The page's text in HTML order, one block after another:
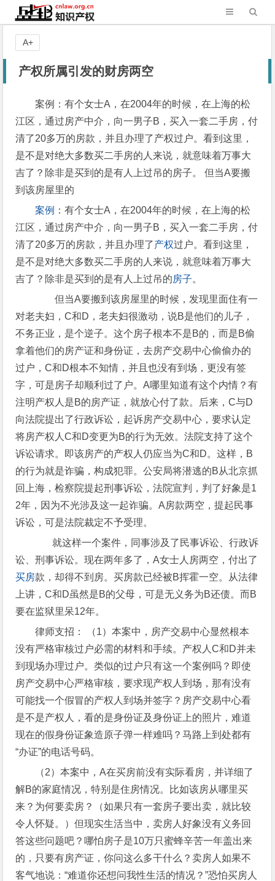
产权所属引发的财房两空
案例：有个女士A，在2004年的时候，在上海的松
江区，通过房产中介，向一男子B，买入一套二手房，付
清了20多万的房款，并且办理了产权过户。看到这里，
是不是对绝大多数买二手房的人来说，就意味着万事大
吉了？除非是买到的是有人上过吊的房子。 但当A要搬
到该房屋里的
案例 ：有个女士A，在2004年的时候，在上海的松
江区，通过房产中介，向一男子B，买入一套二手房，付
清了20多万的房款，并且办理了产权过户。看到这里，
是不是对绝大多数买二手房的人来说，就意味着万事大
吉了？除非是买到的是有人上过吊的房子。
但当A要搬到该房屋里的时候，发现里面住有一
对老夫妇，C和D，老夫妇很激动，说B是他们的儿子，
不务正业，是个逆子。这个房子根本不是B的，而是B偷
拿着他们的房产证和身份证，去房产交易中心偷偷办的
过户，C和D根本不知情，并且也没有到场，更没有签
字，可是房子却顺利过了户。A哪里知道有这个内情？有
注明产权人是B的房产证，就放心付了款。后来，C与D
向法院提出了行政诉讼，起诉房产交易中心，要求认定
将房产权人C和D变更为B的行为无效。法院支持了这个
诉讼请求。即该房产的产权人仍应当为C和D。这样，B
的行为就是诈骗，构成犯罪。公安局将潜逃的B从北京抓
回上海，检察院提起刑事诉讼，法院宣判，判了好象是1
2年，因为不光涉及这一起诈骗。A房款两空，提起民事
诉讼，可是法院裁定不予受理。
就这样一个案件，同事涉及了民事诉讼、行政诉
讼、刑事诉讼。现在两年多了，A女士人房两空，付出了
买房款，却得不到房。买房款已经被B挥霍一空。从法律
上讲，C和D虽然是B的父母，可是无义务为B还债。而B
要在监狱里呆12年。
律师支招： （1）本案中，房产交易中心显然根本
没有严格审核过户必需的材料和手续。产权人C和D并未
到现场办理过户。类似的过户只有这一个案例吗？即使
房产交易中心严格审核，要求现产权人到场，那有没有
可能找一个假冒的产权人到场并签字？房产交易中心看
是不是产权人，看的是身份证及身份证上的照片，难道
现在的假身份证象造原子弹一样难吗？马路上到处都有
“办证”的电话号码。
（2）本案中，A在买房前没有实际看房，并详细了
解B的家庭情况，特别是住房情况。比如该房从哪里买
来？为何要卖房？（如果只有一套房子要出卖，就比较
令人怀疑。）但现实生活当中，卖房人好象没有义务回
答这些问题吧？哪怕房子是10万只蜜蜂辛苦一年盖出来
的，只要有房产证，你问这么多干什么？卖房人如果不
客气地说：“难道你还想问我性生活的情况？”恐怕买房人
A+